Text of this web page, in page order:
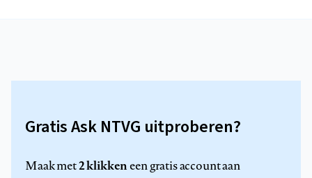
Gratis Ask NTVG uitproberen?
Maak met2 klikkeneen gratis account aan